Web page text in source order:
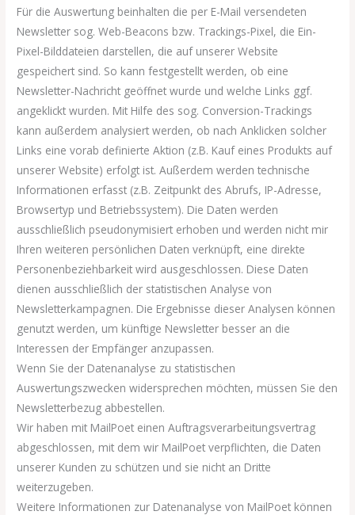
Für die Auswertung beinhalten die per E-Mail versendeten
Newsletter sog. Web-Beacons bzw. Trackings-Pixel, die Ein-
Pixel-Bilddateien darstellen, die auf unserer Website
gespeichert sind. So kann festgestellt werden, ob eine
Newsletter-Nachricht geöffnet wurde und welche Links ggf.
angeklickt wurden. Mit Hilfe des sog. Conversion-Trackings
kann außerdem analysiert werden, ob nach Anklicken solcher
Links eine vorab definierte Aktion (z.B. Kauf eines Produkts auf
unserer Website) erfolgt ist. Außerdem werden technische
Informationen erfasst (z.B. Zeitpunkt des Abrufs, IP-Adresse,
Browsertyp und Betriebssystem). Die Daten werden
ausschließlich pseudonymisiert erhoben und werden nicht mir
Ihren weiteren persönlichen Daten verknüpft, eine direkte
Personenbeziehbarkeit wird ausgeschlossen. Diese Daten
dienen ausschließlich der statistischen Analyse von
Newsletterkampagnen. Die Ergebnisse dieser Analysen können
genutzt werden, um künftige Newsletter besser an die
Interessen der Empfänger anzupassen.
Wenn Sie der Datenanalyse zu statistischen
Auswertungszwecken widersprechen möchten, müssen Sie den
Newsletterbezug abbestellen.
Wir haben mit MailPoet einen Auftragsverarbeitungsvertrag
abgeschlossen, mit dem wir MailPoet verpflichten, die Daten
unserer Kunden zu schützen und sie nicht an Dritte
weiterzugeben.
Weitere Informationen zur Datenanalyse von MailPoet können